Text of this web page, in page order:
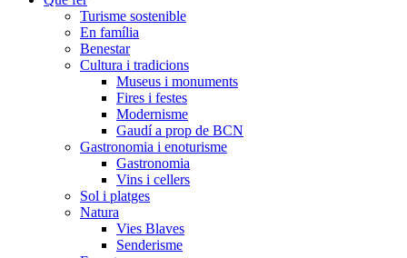
Turisme sostenible
En família
Benestar
Cultura i tradicions
Museus i monuments
Fires i festes
Modernisme
Gaudí a prop de BCN
Gastronomia i enoturisme
Gastronomia
Vins i cellers
Sol i platges
Natura
Vies Blaves
Senderisme